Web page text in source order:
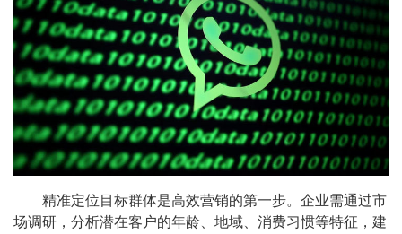
精准定位目标群体是高效营销的第一步。企业需通过市
场调研，分析潜在客户的年龄、地域、消费习惯等特征，建